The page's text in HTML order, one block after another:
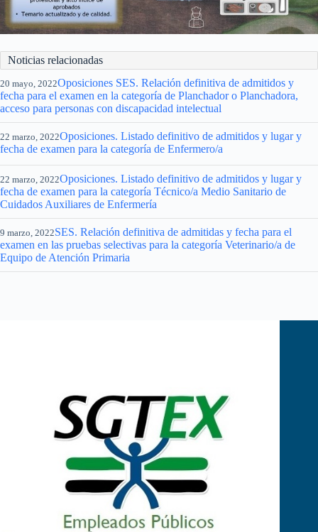
Noticias relacionadas
20 mayo, 2022Oposiciones SES. Relación definitiva de admitidos y
fecha para el examen en la categoría de Planchador o Planchadora,
acceso para personas con discapacidad intelectual
22 marzo, 2022Oposiciones. Listado definitivo de admitidos y lugar y
fecha de examen para la categoría de Enfermero/a
22 marzo, 2022Oposiciones. Listado definitivo de admitidos y lugar y
fecha de examen para la categoría Técnico/a Medio Sanitario de
Cuidados Auxiliares de Enfermería
9 marzo, 2022SES. Relación definitiva de admitidas y fecha para el
examen en las pruebas selectivas para la categoría Veterinario/a de
Equipo de Atención Primaria